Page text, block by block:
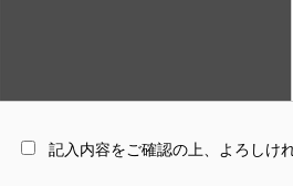
記入内容をご確認の上、よろしけ